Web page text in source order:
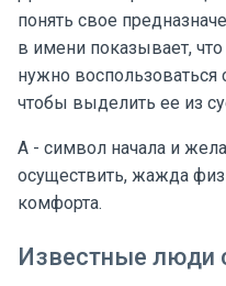
понять свое
в имени показывает,
нужно воспользоваться
чтобы выделить ее из
А - символ начала и
осуществить, жажда
комфорта.
Известные люди